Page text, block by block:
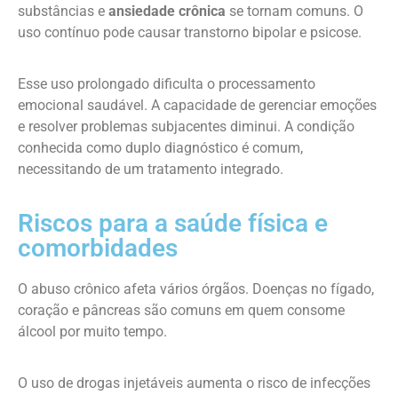
substâncias e ansiedade crônica se tornam comuns. O
uso contínuo pode causar transtorno bipolar e psicose.
Esse uso prolongado dificulta o processamento
emocional saudável. A capacidade de gerenciar emoções
e resolver problemas subjacentes diminui. A condição
conhecida como duplo diagnóstico é comum,
necessitando de um tratamento integrado.
Riscos para a saúde física e
comorbidades
O abuso crônico afeta vários órgãos. Doenças no fígado,
coração e pâncreas são comuns em quem consome
álcool por muito tempo.
O uso de drogas injetáveis aumenta o risco de infecções